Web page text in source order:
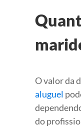
O valor da
aluguel
do